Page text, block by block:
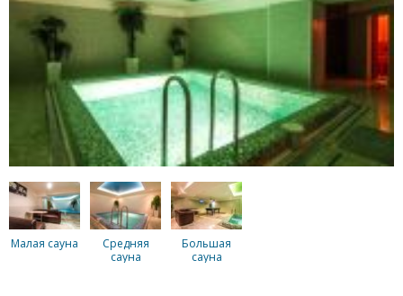
Малая сауна
Средняя
сауна
Большая
сауна